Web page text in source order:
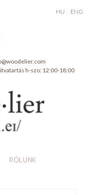
HU ENG
h-szo: 12:00-18:00
RÓLUNK